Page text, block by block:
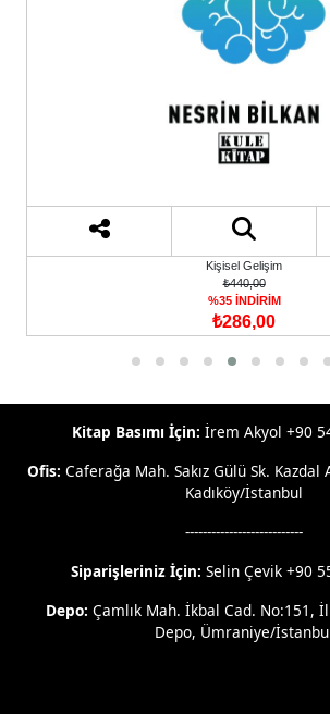
Kişisel Gelişim
₺440,00
%35 İNDİRİM
₺286,00
Kitap Basımı İçin: İrem Akyol +90
Ofis: Caferağa Mah. Sakız Gülü Sk. Kazdal
Kadıköy/İstanbul
---------------------------
Siparişleriniz İçin: Selin Çevik +90
Depo: Çamlık Mah. İkbal Cad. No:151,
Depo, Ümraniye/